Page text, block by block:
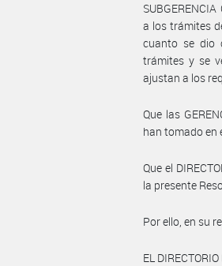
a los trámites
cuanto se dio
trámites y se
ajustan a los
Que las
han tomado en
Que el
la presente
Por ello, en su
EL